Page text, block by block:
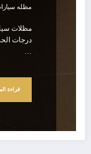
مظله
مظلات
درجات
قراءة